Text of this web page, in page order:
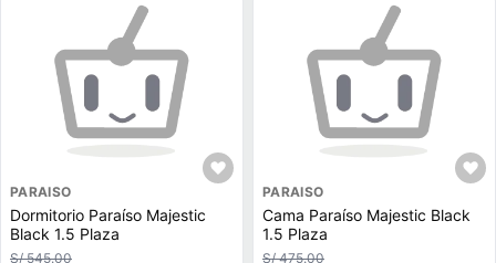
PARAISO
Dormitorio Paraíso Majestic
Black 1.5 Plaza
S/ 545.00
PARAISO
Cama Paraíso Majestic Black
1.5 Plaza
S/ 475.00